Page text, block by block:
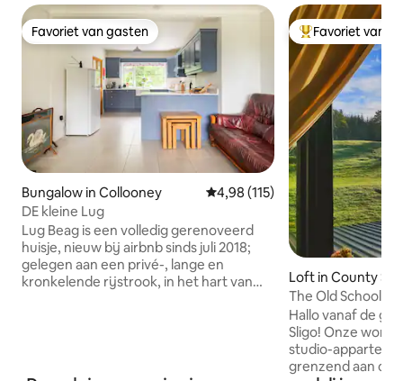
Favoriet van gasten
Favoriet van gasten
Bungalow in Collooney Gemiddelde beoordeling van
4,98 (115)
DE kleine Lug
Lug Beag is een volledig gerenoveerd
huisje, nieuw bij airbnb sinds juli 2018;
gelegen aan een privé-, lange en
kronkelende rijstrook, in het hart van
Topfavoriet van
Favoriet van
Loft in County
The Old
Hallo vanaf de
Sligo! Onze
studio-
grenzend aan